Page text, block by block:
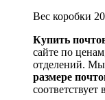
Вес коробки
Купить
сайте по
отделений.
размере